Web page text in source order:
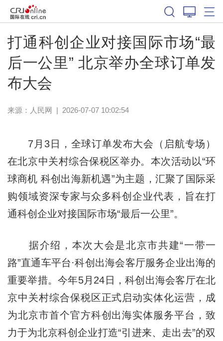
打通科创企业对接国际市场“最
后一公里” 北京举办全球订单发
布大会
来源： 人民网 | 2026-07-07 10:02:54
7月3日，全球订单发布大会（启航专场）
在北京中关村综合保税区举办。本次活动以“环
球商机 科创出海新机遇”为主题，汇聚了国际采
购领域资深专家与众多科创企业代表，旨在打
通科创企业对接国际市场“最后一公里”。
据介绍，本次大会是北京市共建“一带一
路”直通车平台·科创出海会客厅服务企业出海的
重要举措。今年5月24日，科创出海会客厅在北
京中关村综合保税区正式启动实体化运营，成
为北京市首个官方科创出海实体服务平台，致
力于为北京科创企业打造“引进来、走出去”的双